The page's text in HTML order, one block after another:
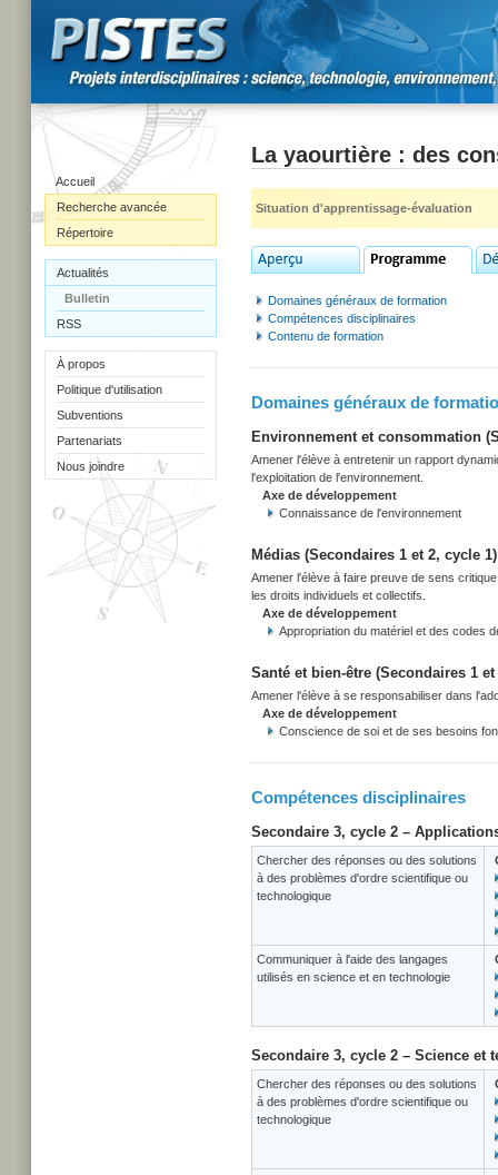
Accueil
Recherche avancée
Répertoire
Actualités
Bulletin
RSS
À propos
Politique d'utilisation
Subventions
Partenariats
Nous joindre
La yaourtière : des
Situation d'apprentissage-évaluation
Domaines généraux de formation
Compétences disciplinaires
Contenu de formation
Domaines généraux de
Environnement et consommation
Amener l'élève à entretenir un rapport
l'exploitation de l'environnement.
Axe de développement
Connaissance de l'environnement
Médias (Secondaires 1 et 2, cycle 1)
Amener l'élève à faire preuve de sens
les droits individuels et collectifs.
Axe de développement
Appropriation du matériel et des codes
Santé et bien-être (Secondaires 1
Amener l'élève à se responsabiliser dans
Axe de développement
Conscience de soi et de ses besoins
Compétences disciplinaires
Secondaire 3, cycle 2 –
Chercher des réponses ou des solutions
à des problèmes d'ordre scientifique ou
technologique
Communiquer à l'aide des langages
utilisés en science et en technologie
Secondaire 3, cycle 2 – Science et
Chercher des réponses ou des solutions
à des problèmes d'ordre scientifique ou
technologique